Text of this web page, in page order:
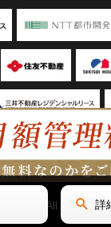
名古屋 All Rights詳